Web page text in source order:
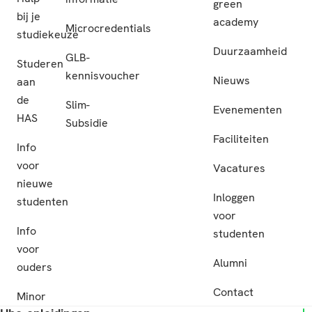
bij je
studiekeuze
Studeren
aan
de
HAS
Info
voor
nieuwe
studenten
Info
voor
ouders
Minor
Microcredentials
GLB-
kennisvoucher
Slim-
Subsidie
green
academy
Duurzaamheid
Nieuws
Evenementen
Faciliteiten
Vacatures
Inloggen
voor
studenten
Alumni
Contact